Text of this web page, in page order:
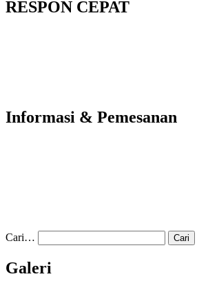
RESPON CEPAT
Informasi & Pemesanan
Cari…
Galeri